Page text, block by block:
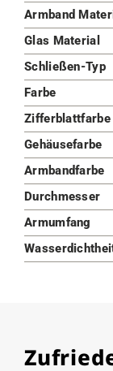
Armband
Glas Material
Schließen-Typ
Farbe
Zifferblattfarbe
Gehäusefarbe
Armbandfarbe
Durchmesser
Armumfang